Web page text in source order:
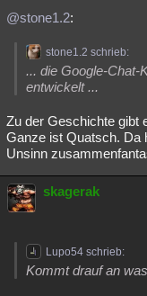
@stone1.2:
stone1.2 schrieb:
... die Google-Chat-
entwickelt ...
Zu der Geschichte gibt
Ganze ist Quatsch. Da
Unsinn
skagerak
Lupo54 schrieb:
Kommt drauf an